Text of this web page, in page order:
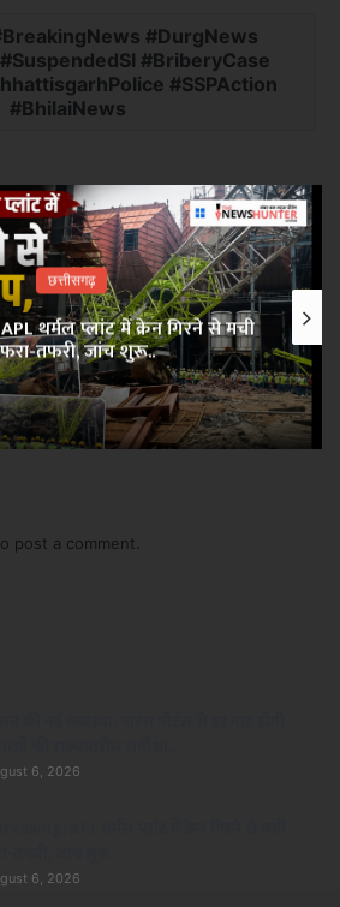
#DurgNews
#BriberyCase
#SSPAction
#BhilaiNews
छत्तीसगढ़
थर्मल प्लांट में क्रेन गिरने से मची
तफरी, जांच शुरू..
post a comment.
6, 2026
6, 2026